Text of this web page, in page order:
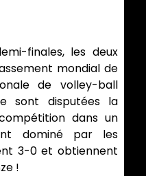
finales, les deux
mondial de
de volley-ball
sont disputées la
dans un
dominé par les
3-0 et obtiennent
!